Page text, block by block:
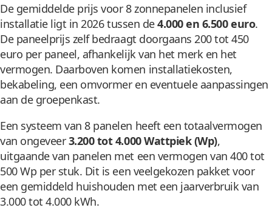
De gemiddelde prijs voor 8 zonnepanelen inclusief
installatie ligt in 2026 tussen de4.000 en 6.500 euro.
De paneelprijs zelf bedraagt doorgaans 200 tot 450
euro per paneel, afhankelijk van het merk en het
vermogen. Daarboven komen installatiekosten,
bekabeling, een omvormer en eventuele aanpassingen
aan de groepenkast.
Een systeem van 8 panelen heeft een totaalvermogen
van ongeveer3.200 tot 4.000 Wattpiek (Wp),
uitgaande van panelen met een vermogen van 400 tot
500 Wp per stuk. Dit is een veelgekozen pakket voor
een gemiddeld huishouden met een jaarverbruik van
3.000 tot 4.000 kWh.